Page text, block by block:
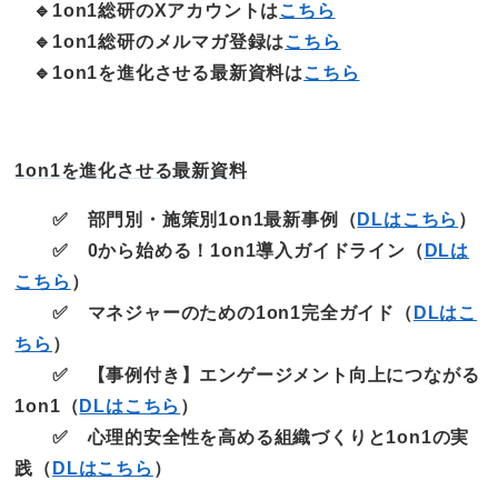
🔹1on1総研のXアカウントは こちら
🔹1on1総研のメルマガ登録は こちら
🔹1on1を進化させる最新資料は こちら
1on1を進化させる最新資料
✅ 部門別・施策別1on1最新事例（ DLはこちら ）
✅ 0から始める！1on1導入ガイドライン（ DLは
こちら ）
✅ マネジャーのための1on1完全ガイド（ DLはこ
ちら ）
✅ 【事例付き】エンゲージメント向上につながる
1on1（ DLはこちら ）
✅ 心理的安全性を高める組織づくりと1on1の実
践（ DLはこちら ）